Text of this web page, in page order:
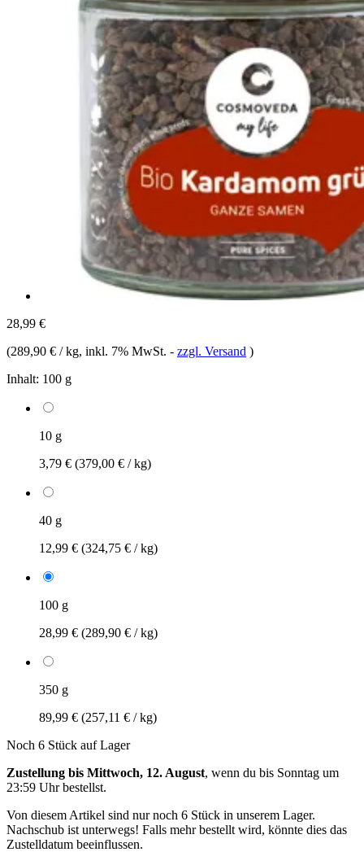
28,99 €
(289,90 € / kg, inkl. 7% MwSt. - zzgl. Versand )
Inhalt: 100 g
10 g
3,79 € (379,00 € / kg)
40 g
12,99 € (324,75 € / kg)
100 g
28,99 € (289,90 € / kg)
350 g
89,99 € (257,11 € / kg)
Noch 6 Stück auf Lager
Zustellung bis Mittwoch, 12. August, wenn du bis Sonntag um
23:59 Uhrbestellst.
Von diesem Artikel sind nur noch 6 Stück in unserem Lager.
Nachschub ist unterwegs! Falls mehr bestellt wird, könnte dies das
Zustelldatum beeinflussen.